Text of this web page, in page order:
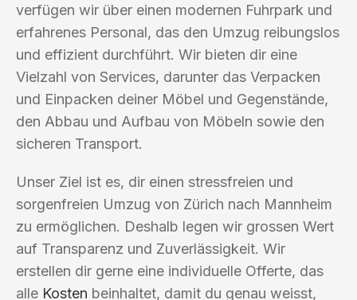
verfügen wir über einen modernen Fuhrpark und
erfahrenes Personal, das den Umzug reibungslos
und effizient durchführt. Wir bieten dir eine
Vielzahl von Services, darunter das Verpacken
und Einpacken deiner Möbel und Gegenstände,
den Abbau und Aufbau von Möbeln sowie den
sicheren Transport.
Unser Ziel ist es, dir einen stressfreien und
sorgenfreien Umzug von Zürich nach Mannheim
zu ermöglichen. Deshalb legen wir grossen Wert
auf Transparenz und Zuverlässigkeit. Wir
erstellen dir gerne eine individuelle Offerte, das
alle Kosten beinhaltet, damit du genau weisst,